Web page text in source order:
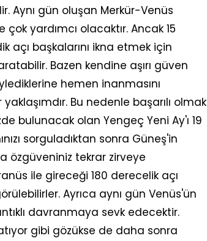
Aynı gün oluşan Merkür-Venüs
yardımcı olacaktır. Ancak 15
açı başkalarını ikna etmek için
Bazen kendine aşırı güven
hemen inanmasını
Bu nedenle başarılı olmak
bulunacak olan Yengeç Yeni Ay'ı 19
sorguladıktan sonra Güneş'in
özgüveniniz tekrar zirveye
ile gireceği 180 derecelik açı
Ayrıca aynı gün Venüs'ün
davranmaya sevk edecektir.
gibi gözükse de daha sonra